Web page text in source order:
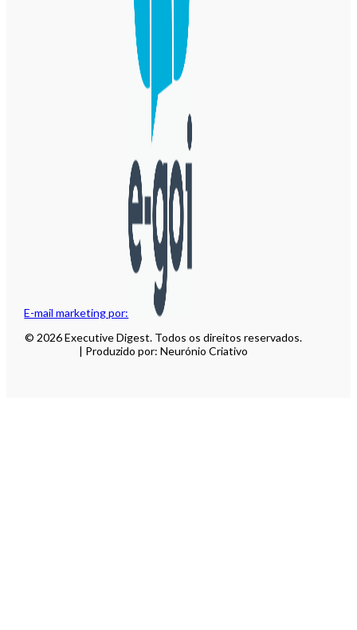
E-mail marketing por:
© 2026 Executive Digest. Todos os direitos reservados.
| Produzido por: Neurónio Criativo